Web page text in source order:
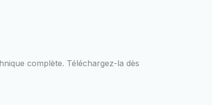
complète. Téléchargez-la dès